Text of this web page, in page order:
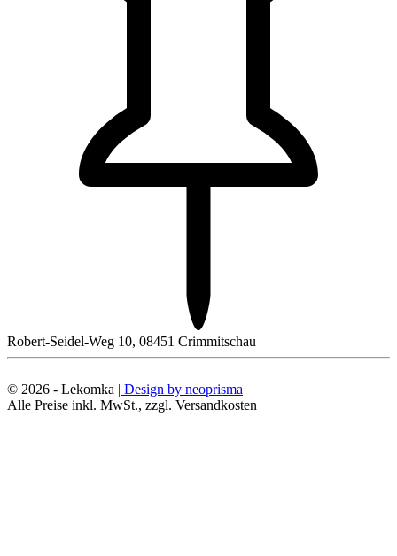
Robert-Seidel-Weg 10, 08451 Crimmitschau
© 2026 - Lekomka | Design by neoprisma
Alle Preise inkl. MwSt., zzgl. Versandkosten